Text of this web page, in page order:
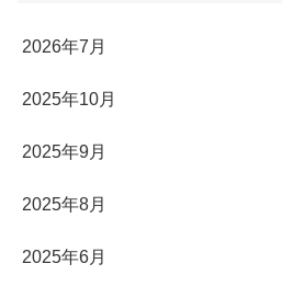
2026年7月
2025年10月
2025年9月
2025年8月
2025年6月